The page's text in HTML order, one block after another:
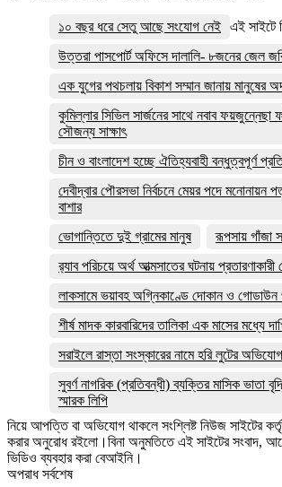
১০ বছর ধরে সেতু আছে সংযোগ নেই
উত্তরা পাসপোর্ট অফিসে দালালি- ৮জনের জেল
এক যুগের পথচলায় বিকাশ সম্মান জানায় মানুষের
কুমিল্লার সিভিল সার্জনের সাথে নবাব ফয়জুন্নেছা
সৌজন্য সাক্ষাৎ
চীন ও বাংলাদেশ হচ্ছে ঐতিহ্যবাহী বন্ধুত্বপূর্ণ
দেবীদ্বার পৌরসভা নির্বচনে মেয়র পদে মনোনায়ন
বাশার
ভোগান্তিতে দুই গ্রামের মানুষ
রূপসায় গাঁজা
র‌্যাব পরিচয়ে অর্থ আত্মসাতের ঘটনায় প্রতারণাকারী
লাকসামে ভয়াবহ অগ্নিকাণ্ডে দোকান ও গোডাউন
শীর্ষ মাদক কারবারিদের তালিকা এক মাসের মধ্যে
সরাইলে রাস্তা সংস্কারের নামে হরি লুটের অভিযোগ
সুবর্ণ নাগরিক (প্রতিবন্ধী) ব্যক্তির মাসিক ভাতা
স্মারক লিপি
এই সাইটে
নিয়ে আপত্তি বা অভিযোগ থাকলে সংশ্লিষ্ট নিউজ সাইটের
করার অনুরোধ রইলো।বিনা অনুমতিতে এই সাইটের সংবাদ,
ভিডিও ব্যবহার করা বেআইনি।
অপরাধ সর্বশেষ